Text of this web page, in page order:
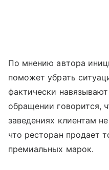
По мнению автора
поможет убрать
фактически
обращении говорится,
заведениях клиентам
что ресторан продает
премиальных марок.